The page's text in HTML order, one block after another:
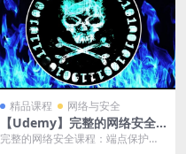
精品课程 网络与安全
【Udemy】完整的网络安全
课程：端点保护！
完整的网络安全课程：端点保护！